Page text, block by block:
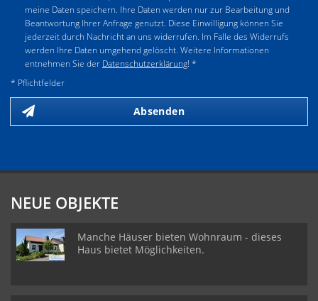
meine Daten speichern. Ihre Daten werden nur zur Bearbeitung und
Beantwortung Ihrer Anfrage genutzt. Diese Einwilligung können Sie
jederzeit durch Nachricht an uns widerrufen. Im Falle des Widerrufs
werden Ihre Daten umgehend gelöscht. Weitere Informationen
entnehmen Sie der Datenschutzerklärung! *
* Pflichtfelder
Absenden
NEUE OBJEKTE
Manche Häuser bieten Wohnraum - dieses
Haus bietet Möglichkeiten.